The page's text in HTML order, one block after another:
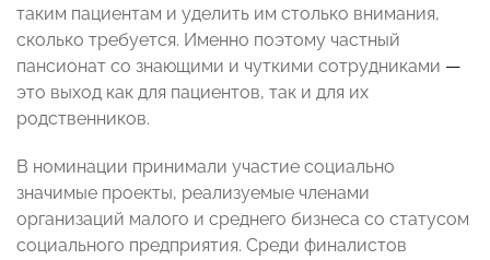
таким пациентам и уделить им столько внимания,
сколько требуется. Именно поэтому частный
пансионат со знающими и чуткими сотрудниками —
это выход как для пациентов, так и для их
родственников.
В номинации принимали участие социально
значимые проекты, реализуемые членами
организаций малого и среднего бизнеса со статусом
социального предприятия. Среди финалистов